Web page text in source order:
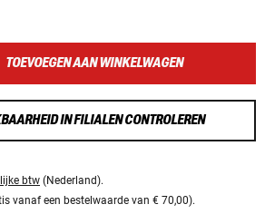
TOEVOEGEN AAN WINKELWAGEN
IN FILIALEN CONTROLEREN
btw (Nederland).
vanaf een bestelwaarde van € 70,00).